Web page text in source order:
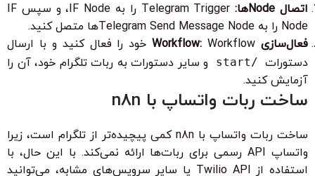
اتصال Nodeها:
Telegram Trigger را به IF Node، و سپس IF
Node را به Telegram Send Message Nodeها متصل کنید.
فعال‌سازی Workflow:
Workflow خود را فعال کنید و با ارسال
دستورات /start
و سایر دستورات به ربات تلگرام خود، آن را
آزمایش کنید.
ساخت ربات واتساپ با n8n
ساخت ربات واتساپ با n8n کمی پیچیده‌تر از تلگرام است، زیرا
واتساپ API رسمی برای ربات‌ها ارائه نمی‌کند. با این حال، با
استفاده از Twilio API یا سایر سرویس‌های مشابه، می‌توانید